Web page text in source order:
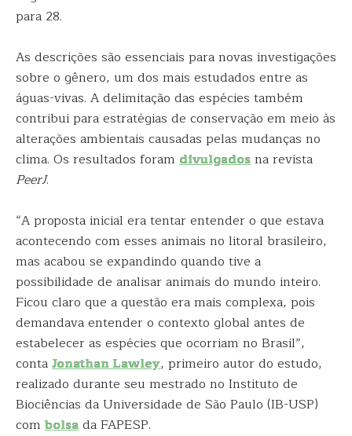
para 28.
As descrições são essenciais para novas investigações
sobre o gênero, um dos mais estudados entre as
águas-vivas. A delimitação das espécies também
contribui para estratégias de conservação em meio às
alterações ambientais causadas pelas mudanças no
clima. Os resultados foram divulgadosna revista
PeerJ.
“A proposta inicial era tentar entender o que estava
acontecendo com esses animais no litoral brasileiro,
mas acabou se expandindo quando tive a
possibilidade de analisar animais do mundo inteiro.
Ficou claro que a questão era mais complexa, pois
demandava entender o contexto global antes de
estabelecer as espécies que ocorriam no Brasil”,
contaJonathan Lawley, primeiro autor do estudo,
realizado durante seu mestrado no Instituto de
Biociências da Universidade de São Paulo (IB-USP)
com bolsada FAPESP.